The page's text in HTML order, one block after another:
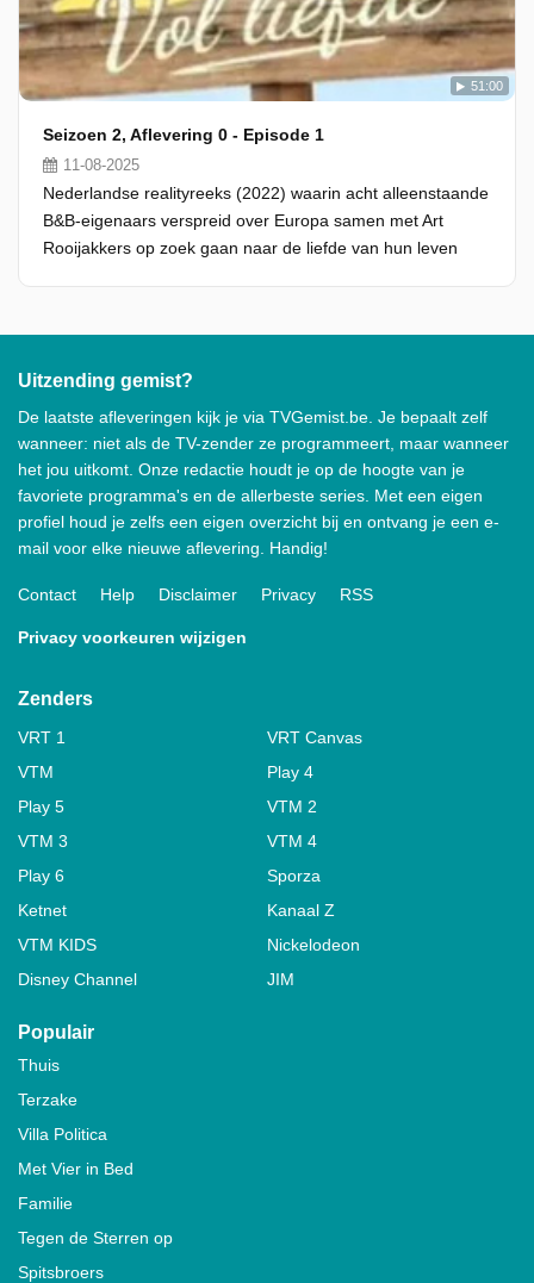
51:00
Seizoen 2, Aflevering 0 - Episode 1
11-08-2025
Nederlandse realityreeks (2022) waarin acht alleenstaande
B&B-eigenaars verspreid over Europa samen met Art
Rooijakkers op zoek gaan naar de liefde van hun leven
Uitzending gemist?
De laatste afleveringen kijk je via TVGemist.be. Je bepaalt zelf
wanneer: niet als de TV-zender ze programmeert, maar wanneer
het jou uitkomt. Onze redactie houdt je op de hoogte van je
favoriete programma's en de allerbeste series. Met een eigen
profiel houd je zelfs een eigen overzicht bij en ontvang je een e-
mail voor elke nieuwe aflevering. Handig!
Contact Help Disclaimer Privacy RSS
Privacy voorkeuren wijzigen
Zenders
VRT 1
VRT Canvas
VTM
Play 4
Play 5
VTM 2
VTM 3
VTM 4
Play 6
Sporza
Ketnet
Kanaal Z
VTM KIDS
Nickelodeon
Disney Channel
JIM
Populair
Thuis
Terzake
Villa Politica
Met Vier in Bed
Familie
Tegen de Sterren op
Spitsbroers